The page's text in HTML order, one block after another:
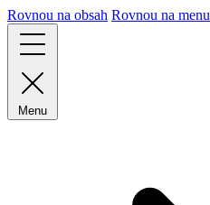
Rovnou na obsah Rovnou na menu
Menu